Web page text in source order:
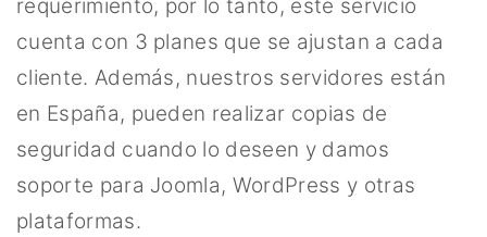
requerimiento, por lo tanto, este servicio
cuenta con 3 planes que se ajustan a cada
cliente. Además, nuestros servidores están
en España, pueden realizar copias de
seguridad cuando lo deseen y damos
soporte para Joomla, WordPress y otras
plataformas.